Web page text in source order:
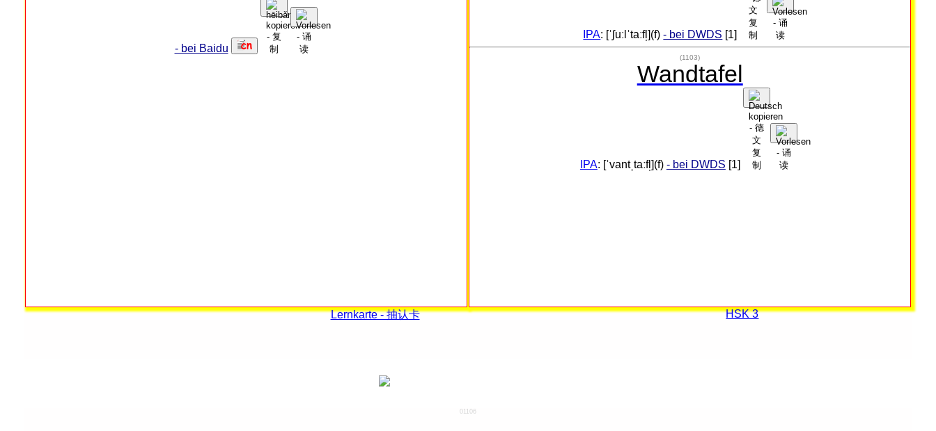
- bei Baidu
IPA: [ˈʃuːlˈtaːfl̩](f) - bei DWDS [1]
(1103)
Wandtafel
IPA: [ˈvantˌtaːfl̩](f) - bei DWDS [1]
Lernkarte - 抽认卡 HSK 3
01106